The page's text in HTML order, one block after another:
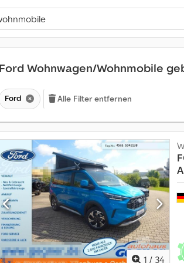
Ford Wohnwagen/Wohnmobile
Ford Alle Filter entfernen
1 / 34